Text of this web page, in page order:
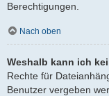
Berechtigungen.
Nach oben
Weshalb kann ich
Rechte für
Benutzer vergeben